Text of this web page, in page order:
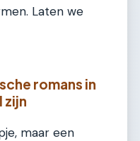
Laten we
romans in
zijn
maar een